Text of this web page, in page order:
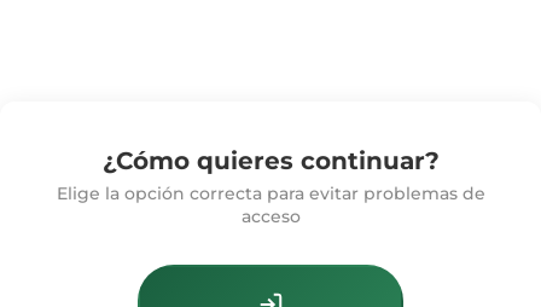
¿Cómo quieres continuar?
Elige la opción correcta para evitar problemas de
acceso